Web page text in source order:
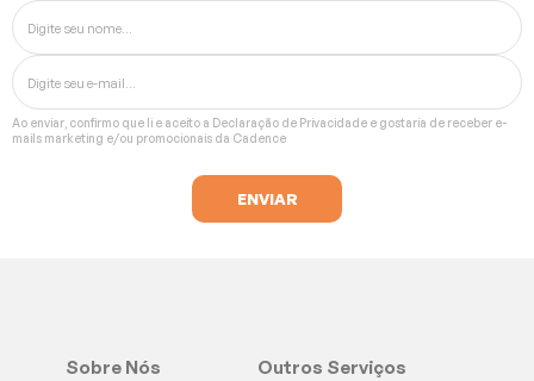
Ao enviar, confirmo que li e aceito a Declaração de Privacidade e gostaria de receber e-
mails marketing e/ou promocionais da Cadence
Sobre Nós Outros Serviços